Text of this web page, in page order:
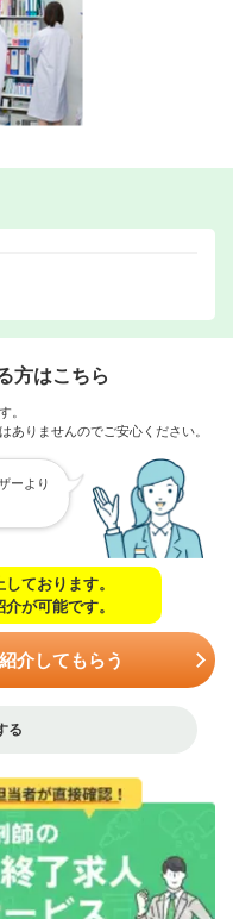
方はこちら
。
ありませんのでご安心ください。
ーより
ております。
が可能です。
介してもらう
る